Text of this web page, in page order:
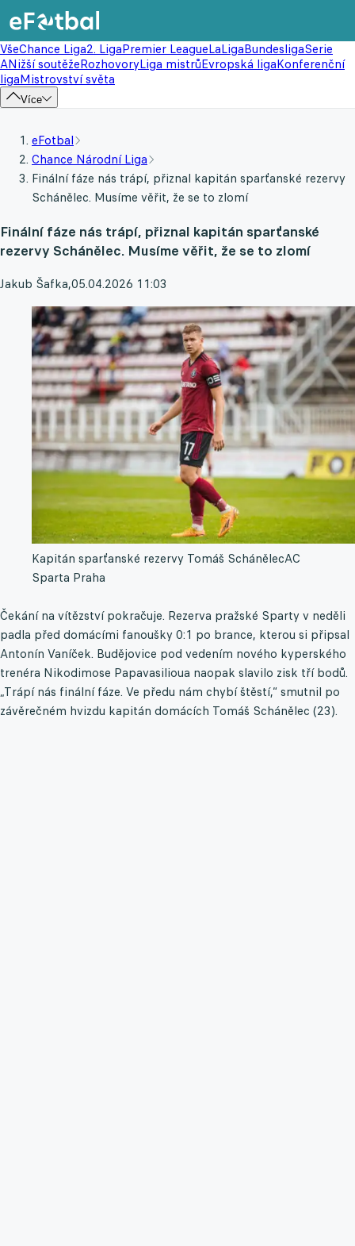
VšeChance Liga2. LigaPremier LeagueLaLigaBundesligaSerie
ANižší soutěžeRozhovoryLiga mistrůEvropská ligaKonferenční
ligaMistrovství světa
Více
eFotbal
Chance Národní Liga
Finální fáze nás trápí, přiznal kapitán sparťanské rezervy
Schánělec. Musíme věřit, že se to zlomí
Finální fáze nás trápí, přiznal kapitán sparťanské
rezervy Schánělec. Musíme věřit, že se to zlomí
Jakub Šafka,05.04.2026 11:03
Kapitán sparťanské rezervy Tomáš SchánělecAC
Sparta Praha
Čekání na vítězství pokračuje. Rezerva pražské Sparty v neděli
padla před domácími fanoušky 0:1 po brance, kterou si připsal
Antonín Vaníček. Budějovice pod vedením nového kyperského
trenéra Nikodimose Papavasilioua naopak slavilo zisk tří bodů.
„Trápí nás finální fáze. Ve předu nám chybí štěstí,“ smutnil po
závěrečném hvizdu kapitán domácích Tomáš Schánělec (23).